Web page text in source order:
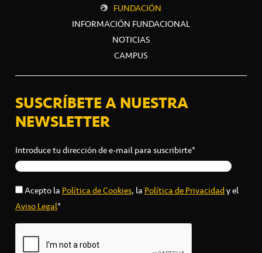
FUNDACIÓN
INFORMACIÓN FUNDACIONAL
NOTICIAS
CAMPUS
SUSCRÍBETE A NUESTRA
NEWSLETTER
Introduce tu dirección de e-mail para suscribirte*
Acepto laPolítica de Cookies, laPolítica de Privacidady el
Aviso Legal*